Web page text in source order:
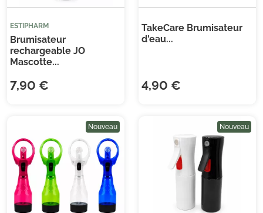
ESTIPHARM
Brumisateur
rechargeable JO
Mascotte...
7,90 €
TakeCare Brumisateur
d'eau...
4,90 €
Nouveau Nouveau